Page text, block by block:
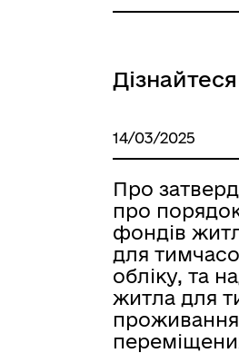
14/03/2025
Про
про
фондів
для
обліку, та
житла для